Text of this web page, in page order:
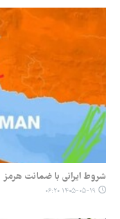
شروط ایرانی با ضمانت هرمز
۱۴۰۵-۰۵-۱۹ ۰۶:۲۰